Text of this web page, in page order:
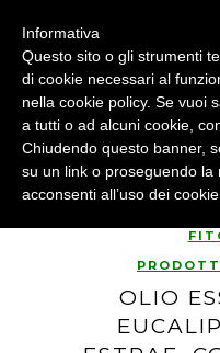
OLIO
Informativa
Questo sito o gli strumenti
di cookie necessari al
nella cookie policy. Se vuoi
a tutti o ad alcuni cookie,
Chiudendo questo banner,
su un link o proseguendo la
acconsenti all’uso dei cookie.